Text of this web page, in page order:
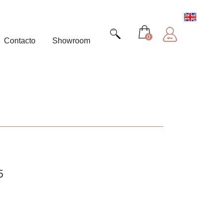
Contacto Showroom 0